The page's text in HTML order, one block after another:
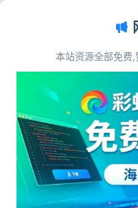
文章目录
源码简介
源码展示
源码下载
本站资源全部免费,